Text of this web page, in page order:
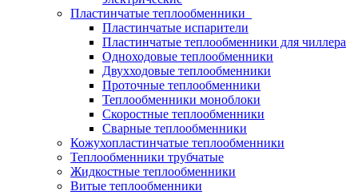
Пластинчатые теплообменники
Пластинчатые испарители
Пластинчатые теплообменники для чиллера
Одноходовые теплообменники
Двухходовые теплообменники
Проточные теплообменники
Теплообменники моноблоки
Скоростные теплообменники
Сварные теплообменники
Кожухопластинчатые теплообменники
Теплообменники трубчатые
Жидкостные теплообменники
Витые теплообменники